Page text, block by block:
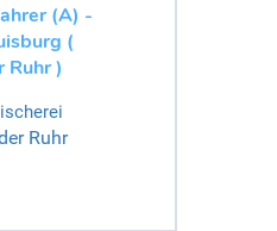
(A) -
(
Ruhr )
Ruhr